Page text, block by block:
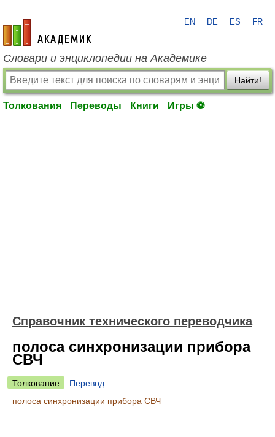
academic.ru
EN DE ES FR
Словари и энциклопедии на Академике
Найти!
Толкования Переводы Книги Игры ⚽
Справочник технического переводчика
полоса синхронизации прибора
СВЧ
Толкование
Перевод
полоса синхронизации прибора СВЧ